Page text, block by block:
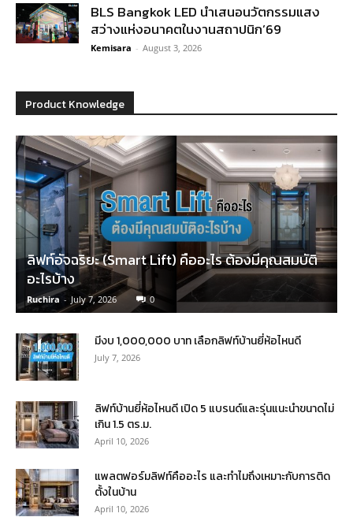
BLS Bangkok LED นำเสนอนวัตกรรมแสง
สว่างแห่งอนาคตในงานสถาปนิก’69
Kemisara - August 3, 2026
Product Knowledge
ลิฟท์อัจฉริยะ (Smart Lift) คืออะไร ต้องมีคุณสมบัติ
อะไรบ้าง
Ruchira - July 7, 2026 0
มีงบ 1,000,000 บาท เลือกลิฟท์บ้านยี่ห้อไหนดี
July 7, 2026
ลิฟท์บ้านยี่ห้อไหนดี เปิด 5 แบรนด์และรุ่นแนะนำขนาดไม่
เกิน 1.5 ตร.ม.
April 10, 2026
แพลตฟอร์มลิฟท์คืออะไร และทำไมถึงเหมาะกับการติด
ตั้งในบ้าน
April 10, 2026